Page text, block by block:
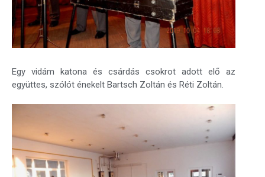
Egy vidám katona és csárdás csokrot adott elő az
együttes, szólót énekelt Bartsch Zoltán és Réti Zoltán.